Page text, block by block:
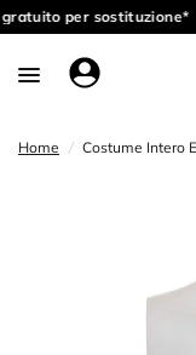
per sostituzione*
Home / Costume Intero